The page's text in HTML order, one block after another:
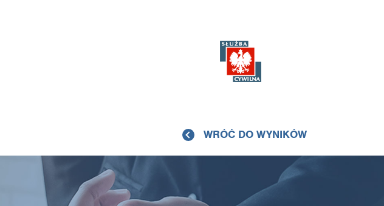
WRÓĆ DO WYNIKÓW